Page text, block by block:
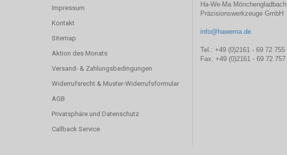
Impressum
Kontakt
Sitemap
Aktion des Monats
Versand- & Zahlungsbedingungen
Widerrufsrecht & Muster-Widerrufsformular
AGB
Privatsphäre und Datenschutz
Callback Service
Ha-We-Ma Mönchengladbach
Präzisionswerkzeuge GmbH
info@hawema.de
Tel.: +49 (0)2161 - 69 72 755
Fax: +49 (0)2161 - 69 72 757